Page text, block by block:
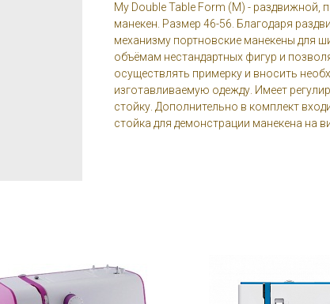
My Double Table Form (М) - раздвижной,
манекен. Размер 46-56. Благодаря
механизму портновские манекены для
объёмам нестандартных фигур и
осуществлять примерку и вносить
изготавливаемую одежду. Имеет
стойку. Дополнительно в комплект
стойка для демонстрации манекена на